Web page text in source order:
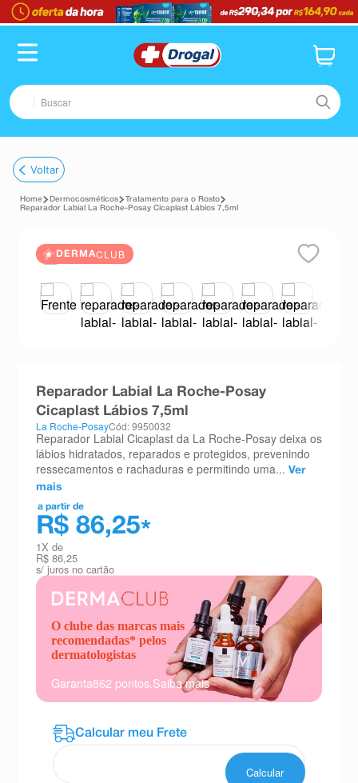
Buscar
1º fralda
2º dipirona
tadalafila
minoxidil
desodorante
absorvente
ºshampoo
Voltar
Dermocosméticos
Tratamento para o Rosto
Reparador Labial La Roche-Posay Cicaplast Lábios 7,5ml
DERMACLUB
Reparador Labial La Roche-Posay
Cicaplast Lábios 7,5ml
La Roche-PosayCód: 9950032
Reparador Labial Cicaplast da La Roche-Posay deixa os
lábios hidratados, reparados e protegidos, prevenindo
ressecamentos e rachaduras e permitindo uma... Ver
mais
a partir de
R$ 86,25*
1X de
R$ 86,25
s/ juros no cartão
O clube das marcas mais
recomendadas* pelos
dermatologistas
Garanta862 pontos.Saiba mais